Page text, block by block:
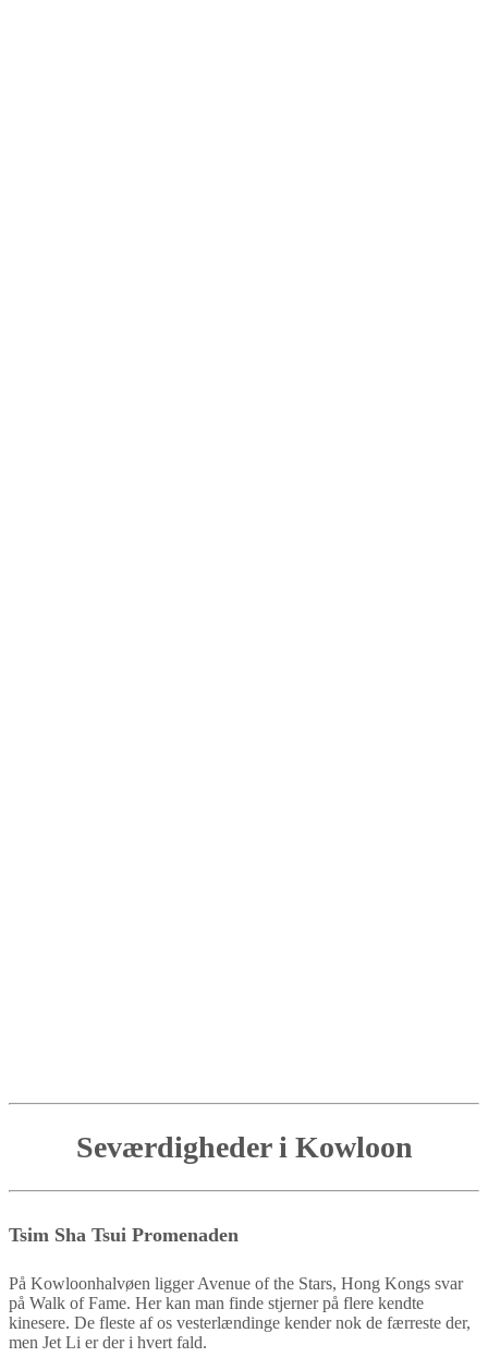
Seværdigheder i Kowloon
Tsim Sha Tsui Promenaden
På Kowloonhalvøen ligger Avenue of the Stars, Hong Kongs svar
på Walk of Fame. Her kan man finde stjerner på flere kendte
kinesere. De fleste af os vesterlændinge kender nok de færreste der,
men Jet Li er der i hvert fald.